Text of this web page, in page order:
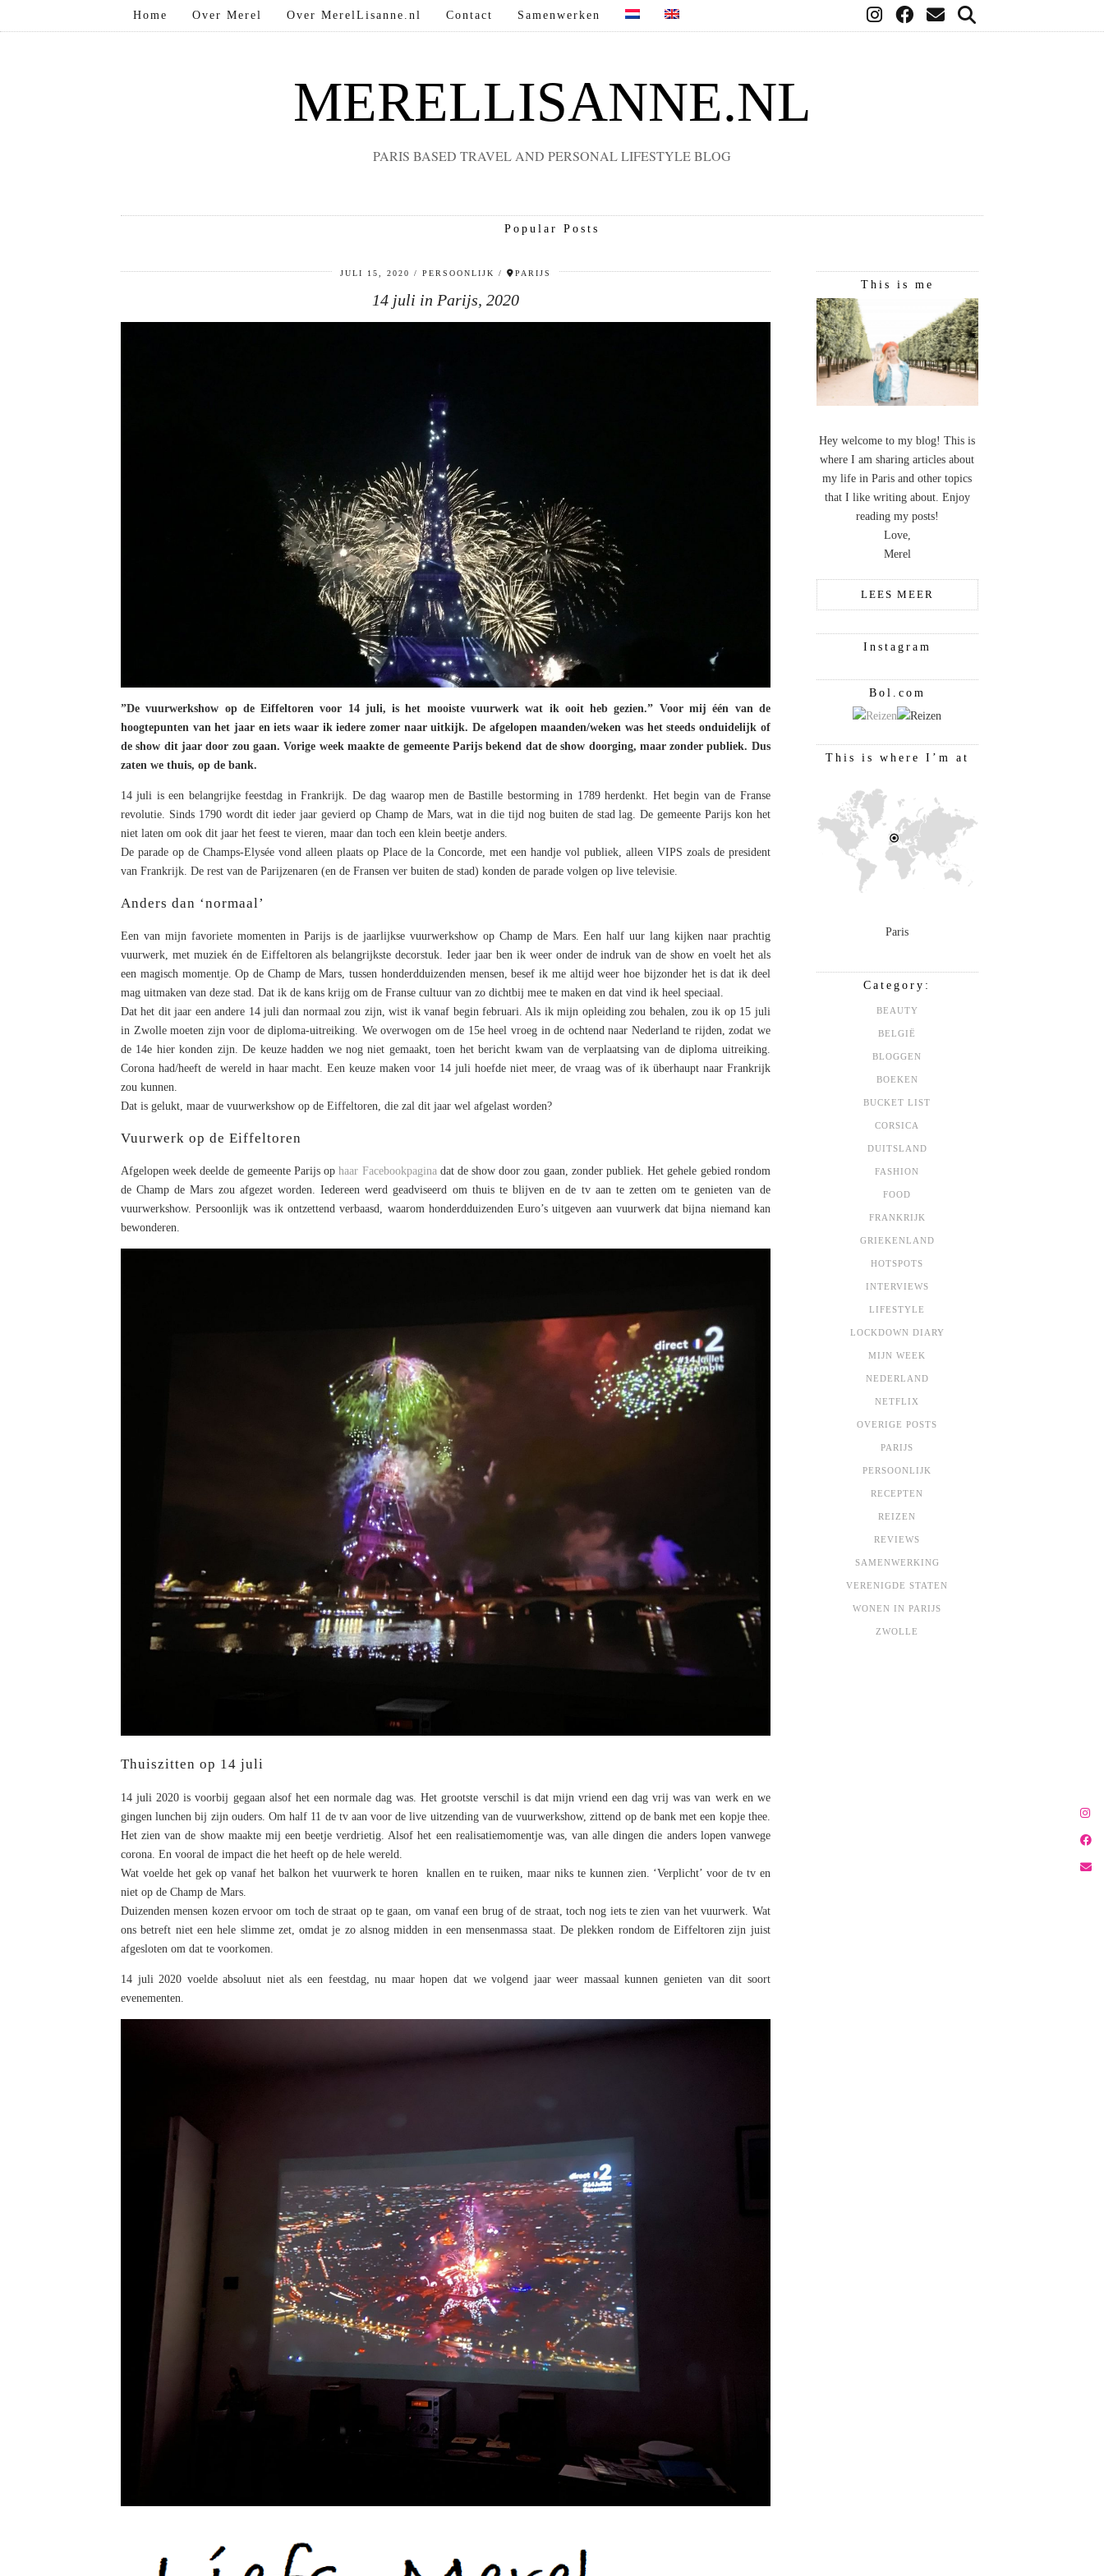
MERELLISANNE.NL
PARIS BASED TRAVEL AND PERSONAL LIFESTYLE BLOG
Home Over Merel Over MerelLisanne.nl Contact Samenwerken
Popular Posts
JULI 15, 2020 PERSOONLIJK PARIJS
14 juli in Parijs, 2020
”De vuurwerkshow op de Eiffeltoren voor 14 juli, is het mooiste vuurwerk wat ik ooit heb gezien.” Voor mij één van de
hoogtepunten van het jaar en iets waar ik iedere zomer naar uitkijk. De afgelopen maanden/weken was het steeds onduidelijk of
de show dit jaar door zou gaan. Vorige week maakte de gemeente Parijs bekend dat de show doorging, maar zonder publiek. Dus
zaten we thuis, op de bank.
14 juli is een belangrijke feestdag in Frankrijk. De dag waarop men de Bastille bestorming in 1789 herdenkt. Het begin van de Franse
revolutie. Sinds 1790 wordt dit ieder jaar gevierd op Champ de Mars, wat in die tijd nog buiten de stad lag. De gemeente Parijs kon het
niet laten om ook dit jaar het feest te vieren, maar dan toch een klein beetje anders.
De parade op de Champs-Elysée vond alleen plaats op Place de la Concorde, met een handje vol publiek, alleen VIPS zoals de president
van Frankrijk. De rest van de Parijzenaren (en de Fransen ver buiten de stad) konden de parade volgen op live televisie.
Anders dan ‘normaal’
Een van mijn favoriete momenten in Parijs is de jaarlijkse vuurwerkshow op Champ de Mars. Een half uur lang kijken naar prachtig
vuurwerk, met muziek én de Eiffeltoren als belangrijkste decorstuk. Ieder jaar ben ik weer onder de indruk van de show en voelt het als
een magisch momentje. Op de Champ de Mars, tussen honderdduizenden mensen, besef ik me altijd weer hoe bijzonder het is dat ik deel
mag uitmaken van deze stad. Dat ik de kans krijg om de Franse cultuur van zo dichtbij mee te maken en dat vind ik heel speciaal.
Dat het dit jaar een andere 14 juli dan normaal zou zijn, wist ik vanaf begin februari. Als ik mijn opleiding zou behalen, zou ik op 15 juli
in Zwolle moeten zijn voor de diploma-uitreiking. We overwogen om de 15e heel vroeg in de ochtend naar Nederland te rijden, zodat we
de 14e hier konden zijn. De keuze hadden we nog niet gemaakt, toen het bericht kwam van de verplaatsing van de diploma uitreiking.
Corona had/heeft de wereld in haar macht. Een keuze maken voor 14 juli hoefde niet meer, de vraag was of ik überhaupt naar Frankrijk
zou kunnen.
Dat is gelukt, maar de vuurwerkshow op de Eiffeltoren, die zal dit jaar wel afgelast worden?
Vuurwerk op de Eiffeltoren
Afgelopen week deelde de gemeente Parijs ophaar Facebookpaginadat de show door zou gaan, zonder publiek. Het gehele gebied rondom
de Champ de Mars zou afgezet worden. Iedereen werd geadviseerd om thuis te blijven en de tv aan te zetten om te genieten van de
vuurwerkshow. Persoonlijk was ik ontzettend verbaasd, waarom honderdduizenden Euro’s uitgeven aan vuurwerk dat bijna niemand kan
bewonderen.
Thuiszitten op 14 juli
14 juli 2020 is voorbij gegaan alsof het een normale dag was. Het grootste verschil is dat mijn vriend een dag vrij was van werk en we
gingen lunchen bij zijn ouders. Om half 11 de tv aan voor de live uitzending van de vuurwerkshow, zittend op de bank met een kopje thee.
Het zien van de show maakte mij een beetje verdrietig. Alsof het een realisatiemomentje was, van alle dingen die anders lopen vanwege
corona. En vooral de impact die het heeft op de hele wereld.
Wat voelde het gek op vanaf het balkon het vuurwerk te horen knallen en te ruiken, maar niks te kunnen zien. ‘Verplicht’ voor de tv en
niet op de Champ de Mars.
Duizenden mensen kozen ervoor om toch de straat op te gaan, om vanaf een brug of de straat, toch nog iets te zien van het vuurwerk. Wat
ons betreft niet een hele slimme zet, omdat je zo alsnog midden in een mensenmassa staat. De plekken rondom de Eiffeltoren zijn juist
afgesloten om dat te voorkomen.
14 juli 2020 voelde absoluut niet als een feestdag, nu maar hopen dat we volgend jaar weer massaal kunnen genieten van dit soort
evenementen.
This is me
Hey welcome to my blog! This is
where I am sharing articles about
my life in Paris and other topics
that I like writing about. Enjoy
reading my posts!
Love,
Merel
LEES MEER
Instagram
Bol.com
This is where I’m at
Paris
Category:
BEAUTY
BELGIË
BLOGGEN
BOEKEN
BUCKET LIST
CORSICA
DUITSLAND
FASHION
FOOD
FRANKRIJK
GRIEKENLAND
HOTSPOTS
INTERVIEWS
LIFESTYLE
LOCKDOWN DIARY
MIJN WEEK
NEDERLAND
NETFLIX
OVERIGE POSTS
PARIJS
PERSOONLIJK
RECEPTEN
REIZEN
REVIEWS
SAMENWERKING
VERENIGDE STATEN
WONEN IN PARIJS
ZWOLLE